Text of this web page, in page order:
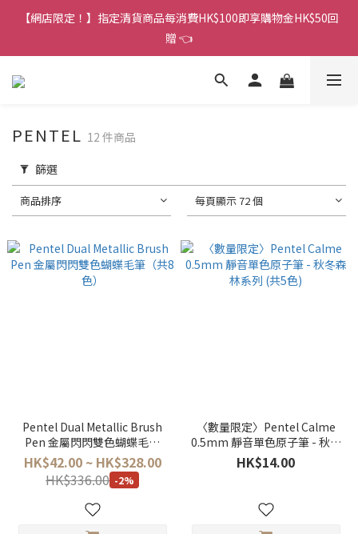
香港訂單金額滿HK$150包平郵｜滿HK$299包易寄取｜滿HK$499
包順豐／京東
【網店限定！】指定清貨商品每消費HK$100即享購物金HK$50回
贈 👈
香港訂單金額滿HK$150包平郵｜滿HK$299包易寄取｜滿HK$499
PENTEL 12 件商品
篩選
商品排序 每頁顯示 72 個
Pentel Dual Metallic Brush
Pen 金屬閃閃雙色蝴蝶毛筆
（共8色）
HK$42.00 ~ HK$328.00
HK$336.00 -2%
〈數量限定〉Pentel Calme
0.5mm 靜音單色原子筆 - 秋冬
森林系列 (共5色)
HK$14.00